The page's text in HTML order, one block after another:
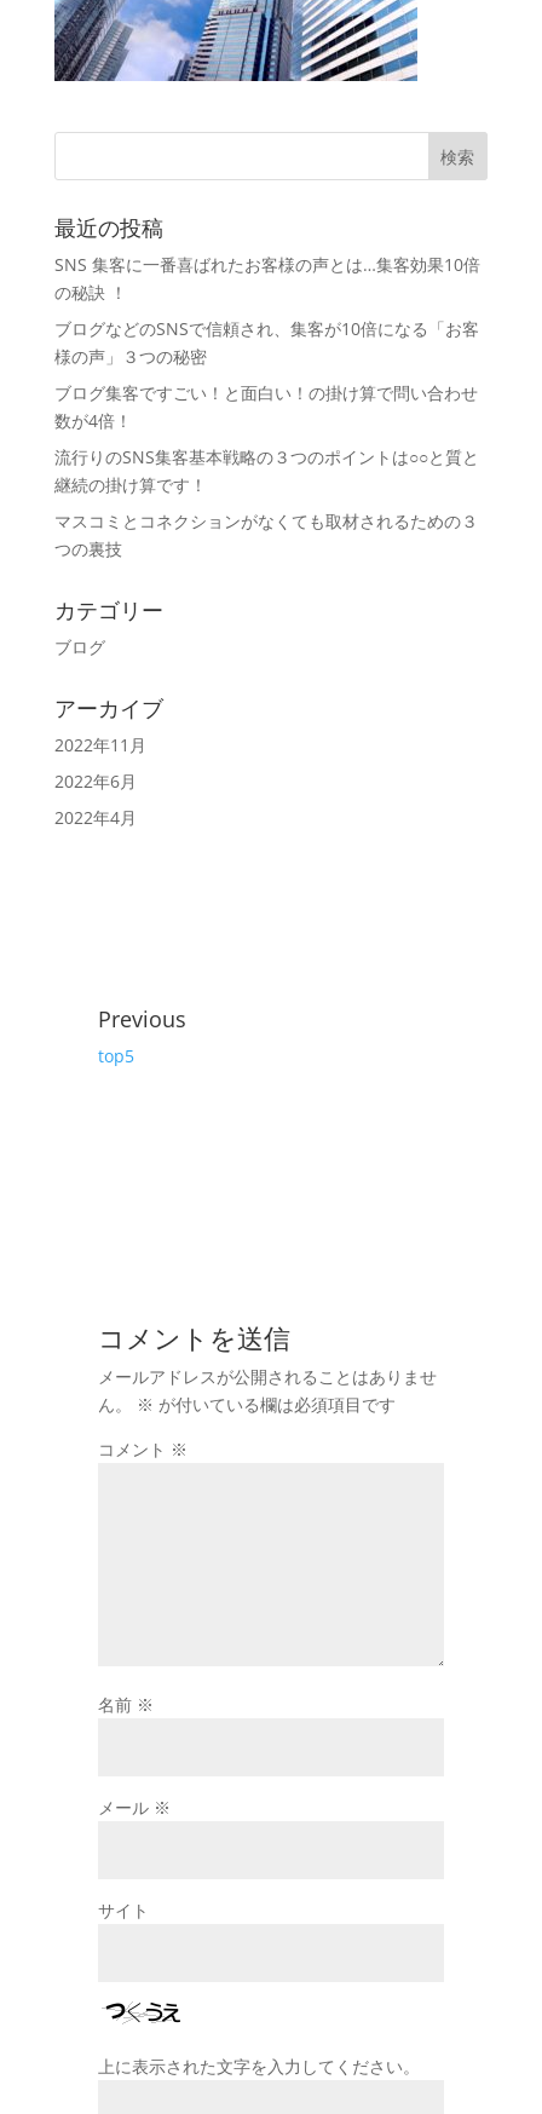
最近の投稿
SNS 集客に一番喜ばれたお客様の声とは…集客効果10倍
の秘訣 ！
ブログなどのSNSで信頼され、集客が10倍になる「お客
様の声」３つの秘密
ブログ集客ですごい！と面白い！の掛け算で問い合わせ
数が4倍！
流行りのSNS集客基本戦略の３つのポイントは○○と質と
継続の掛け算です！
マスコミとコネクションがなくても取材されるための３
つの裏技
カテゴリー
ブログ
アーカイブ
2022年11月
2022年6月
2022年4月
Previous
top5
コメントを送信
メールアドレスが公開されることはありませ
ん。
※ が付いている欄は必須項目です
コメント ※
名前 ※
メール ※
サイト
上に表示された文字を入力してください。